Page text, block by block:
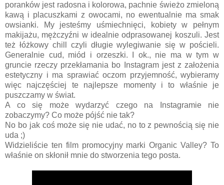
poranków jest radosna i kolorowa, pachnie świeżo zmieloną
kawą i placuszkami z owocami, no ewentualnie ma smak
owsianki. My jesteśmy uśmiechnięci, kobiety w pełnym
makijażu, mężczyźni w idealnie odprasowanej koszuli. Jest
też łóżkowy chill czyli długie wylegiwanie się w pościeli.
Generalnie cud, miód i orzeszki. I ok., nie ma w tym w
gruncie rzeczy przekłamania bo Instagram jest z założenia
estetyczny i ma sprawiać oczom przyjemność, wybieramy
więc najczęściej te najlepsze momenty i to właśnie je
puszczamy w świat.
A co się może wydarzyć czego na Instagramie nie
zobaczymy? Co może pójść nie tak?
No bo jak coś może się nie udać, no to z pewnością się nie
uda ;)
Widzieliście ten film promocyjny marki Organic Valley? To
właśnie on skłonił mnie do stworzenia tego posta.